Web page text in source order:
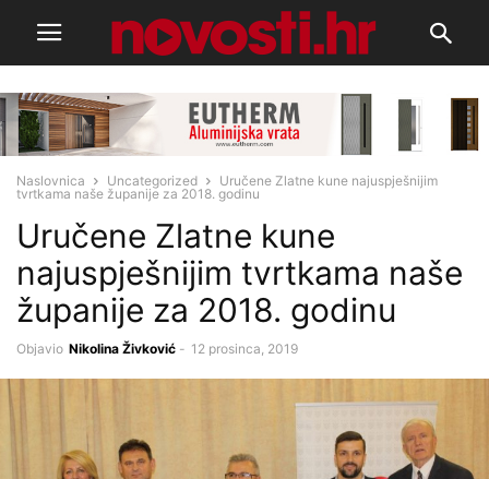
Naslovnica Uncategorized
Uručene Zlatne kune najuspješnijim
tvrtkama naše županije za 2018. godinu
Uručene Zlatne kune
najuspješnijim tvrtkama naše
županije za 2018. godinu
Objavio Nikolina Živković - 12 prosinca, 2019